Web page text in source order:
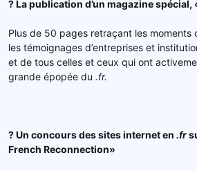
? La publication d’un magazine spécial,
Plus de 50 pages retraçant les moments
les témoignages d’entreprises et
et de tous celles et ceux qui ont
grande épopée du .fr.
? Un concours des sites internet en .fr
French Reconnection»